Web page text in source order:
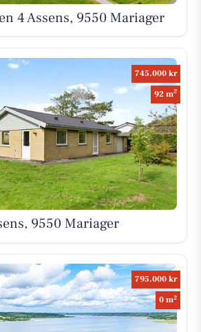
4 Assens, 9550 Mariager
745.000 kr
92 m2
9550 Mariager
795.000 kr
0 m2